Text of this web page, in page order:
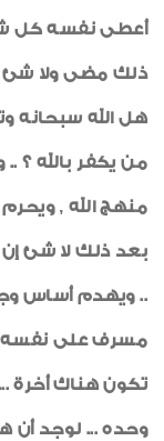
أعطى نفسه كل
ذلك مضى ولا شئ
هل الله سبحانه
من يكفر بالله ؟ ..
منهج الله ,
بعد ذلك لا شئ
.. ويهدم أساس
مسرف على نفسه
تكون هناك أخرة
وحده ... لوجد أن